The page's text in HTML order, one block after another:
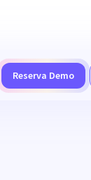
Reserva Demo